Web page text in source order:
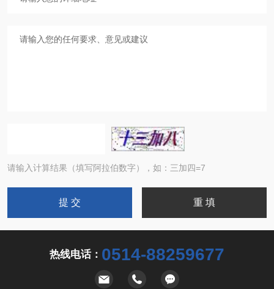
请输入计算结果（填写阿拉伯数字），如：三加四=7
热线电话： 0514-88259677